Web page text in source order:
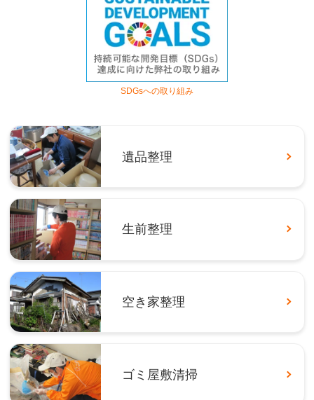
SDGsへの取り組み
遺品整理
生前整理
空き家整理
ゴミ屋敷清掃